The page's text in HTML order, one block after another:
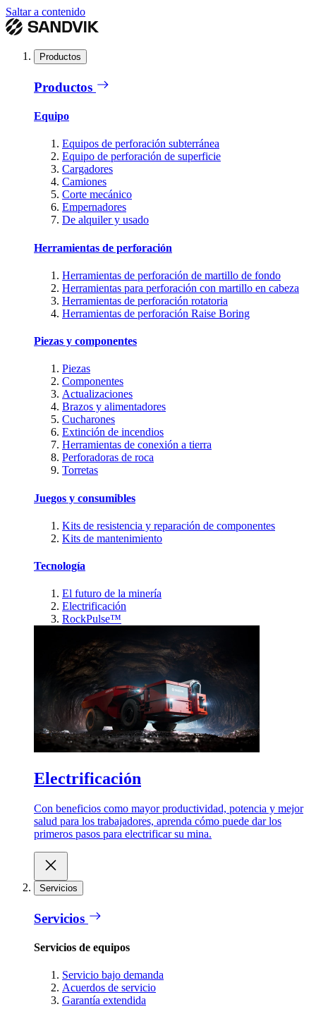
Saltar a contenido
Productos
Productos
Equipo
Equipos de perforación subterránea
Equipo de perforación de superficie
Cargadores
Camiones
Corte mecánico
Empernadores
De alquiler y usado
Herramientas de perforación
Herramientas de perforación de martillo de fondo
Herramientas para perforación con martillo en cabeza
Herramientas de perforación rotatoria
Herramientas de perforación Raise Boring
Piezas y componentes
Piezas
Componentes
Actualizaciones
Brazos y alimentadores
Cucharones
Extinción de incendios
Herramientas de conexión a tierra
Perforadoras de roca
Torretas
Juegos y consumibles
Kits de resistencia y reparación de componentes
Kits de mantenimiento
Tecnología
El futuro de la minería
Electrificación
RockPulse™
Electrificación
Con beneficios como mayor productividad, potencia y mejor
salud para los trabajadores, aprenda cómo puede dar los
primeros pasos para electrificar su mina.
Servicios
Servicios
Servicios de equipos
Servicio bajo demanda
Acuerdos de servicio
Garantía extendida